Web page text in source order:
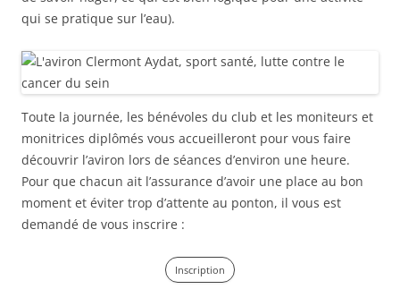
qui se pratique sur l’eau).
Toute la journée, les bénévoles du club et les moniteurs et
monitrices diplômés vous accueilleront pour vous faire
découvrir l’aviron lors de séances d’environ une heure.
Pour que chacun ait l’assurance d’avoir une place au bon
moment et éviter trop d’attente au ponton, il vous est
demandé de vous inscrire :
Inscription